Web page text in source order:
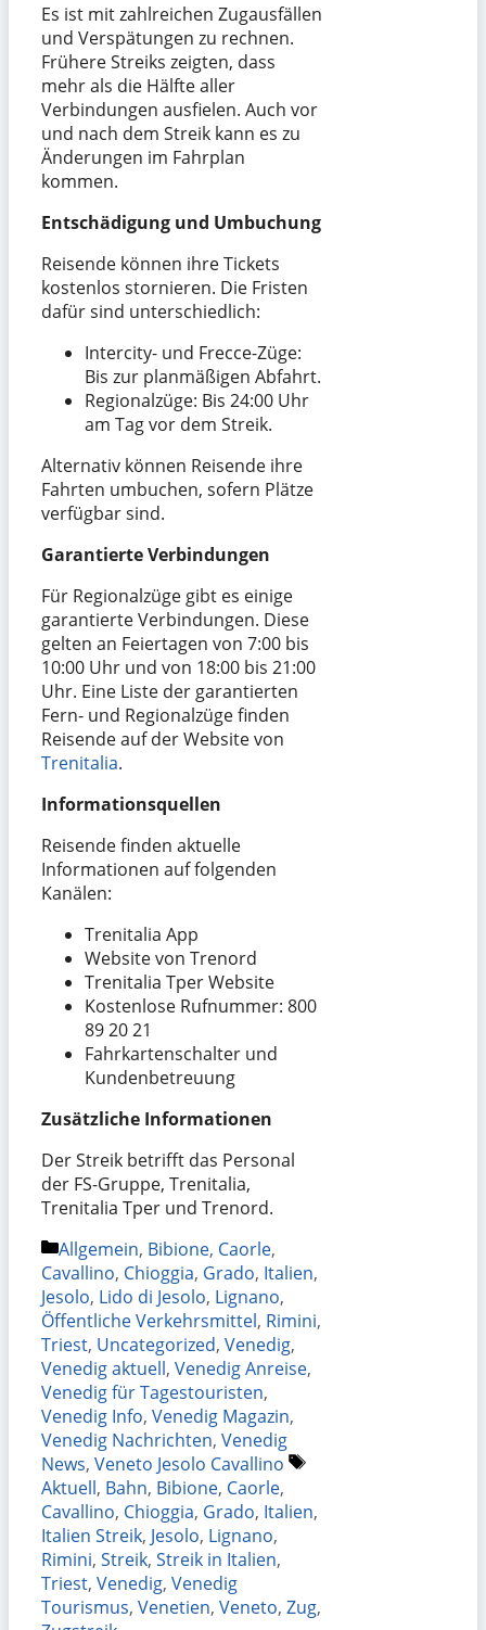
Es ist mit zahlreichen Zugausfällen
und Verspätungen zu rechnen.
Frühere Streiks zeigten, dass
mehr als die Hälfte aller
Verbindungen ausfielen. Auch vor
und nach dem Streik kann es zu
Änderungen im Fahrplan
kommen.
Entschädigung und Umbuchung
Reisende können ihre Tickets
kostenlos stornieren. Die Fristen
dafür sind unterschiedlich:
Intercity- und Frecce-Züge:
Bis zur planmäßigen Abfahrt.
Regionalzüge: Bis 24:00 Uhr
am Tag vor dem Streik.
Alternativ können Reisende ihre
Fahrten umbuchen, sofern Plätze
verfügbar sind.
Garantierte Verbindungen
Für Regionalzüge gibt es einige
garantierte Verbindungen. Diese
gelten an Feiertagen von 7:00 bis
10:00 Uhr und von 18:00 bis 21:00
Uhr. Eine Liste der garantierten
Fern- und Regionalzüge finden
Reisende auf der Website von
Trenitalia.
Informationsquellen
Reisende finden aktuelle
Informationen auf folgenden
Kanälen:
Trenitalia App
Website von Trenord
Trenitalia Tper Website
Kostenlose Rufnummer: 800
89 20 21
Fahrkartenschalter und
Kundenbetreuung
Zusätzliche Informationen
Der Streik betrifft das Personal
der FS-Gruppe, Trenitalia,
Trenitalia Tper und Trenord.
Kategorien
Allgemein, Bibione, Caorle,
Cavallino, Chioggia, Grado, Italien,
Jesolo, Lido di Jesolo, Lignano,
Öffentliche Verkehrsmittel, Rimini,
Triest, Uncategorized, Venedig,
Venedig aktuell, Venedig Anreise,
Venedig für Tagestouristen,
Venedig Info, Venedig Magazin,
Venedig Nachrichten, Venedig
News, Veneto Jesolo Cavallino
Schlagwörter
Aktuell, Bahn, Bibione, Caorle,
Cavallino, Chioggia, Grado, Italien,
Italien Streik, Jesolo, Lignano,
Rimini, Streik, Streik in Italien,
Triest, Venedig, Venedig
Tourismus, Venetien, Veneto, Zug,